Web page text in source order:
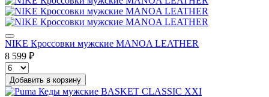
NIKE Кроссовки мужские MANOA LEATHER
8 599 ₽
Добавить в корзину